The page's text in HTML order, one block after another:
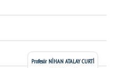
Profesör NİHAN ATALAY CURTİ